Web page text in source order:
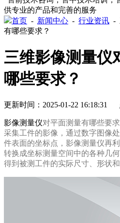
供专业的产品和完善的服务
首页 - 新闻中心 - 行业资讯 -
有哪些要求？
三维影像测量仪
哪些要求？
更新时间：2025-01-22 16:18:31
影像测量仪对平面测量有哪些要求
采集工件的影像，通过数字图像
件表面的坐标点，影像测量仪
转换成坐标测量空间中的各种几何
得到被测工件的实际尺寸、形状和